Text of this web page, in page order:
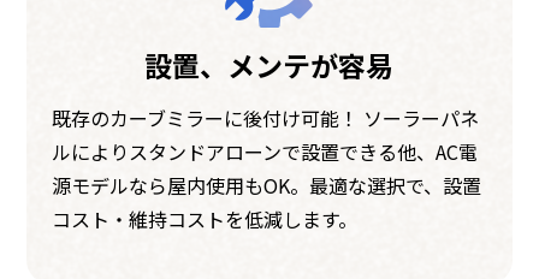
設置、メンテが容易
既存のカーブミラーに後付け可能！ ソーラーパネ
ルによりスタンドアローンで設置できる他、AC電
源モデルなら屋内使用もOK。最適な選択で、設置
コスト・維持コストを低減します。